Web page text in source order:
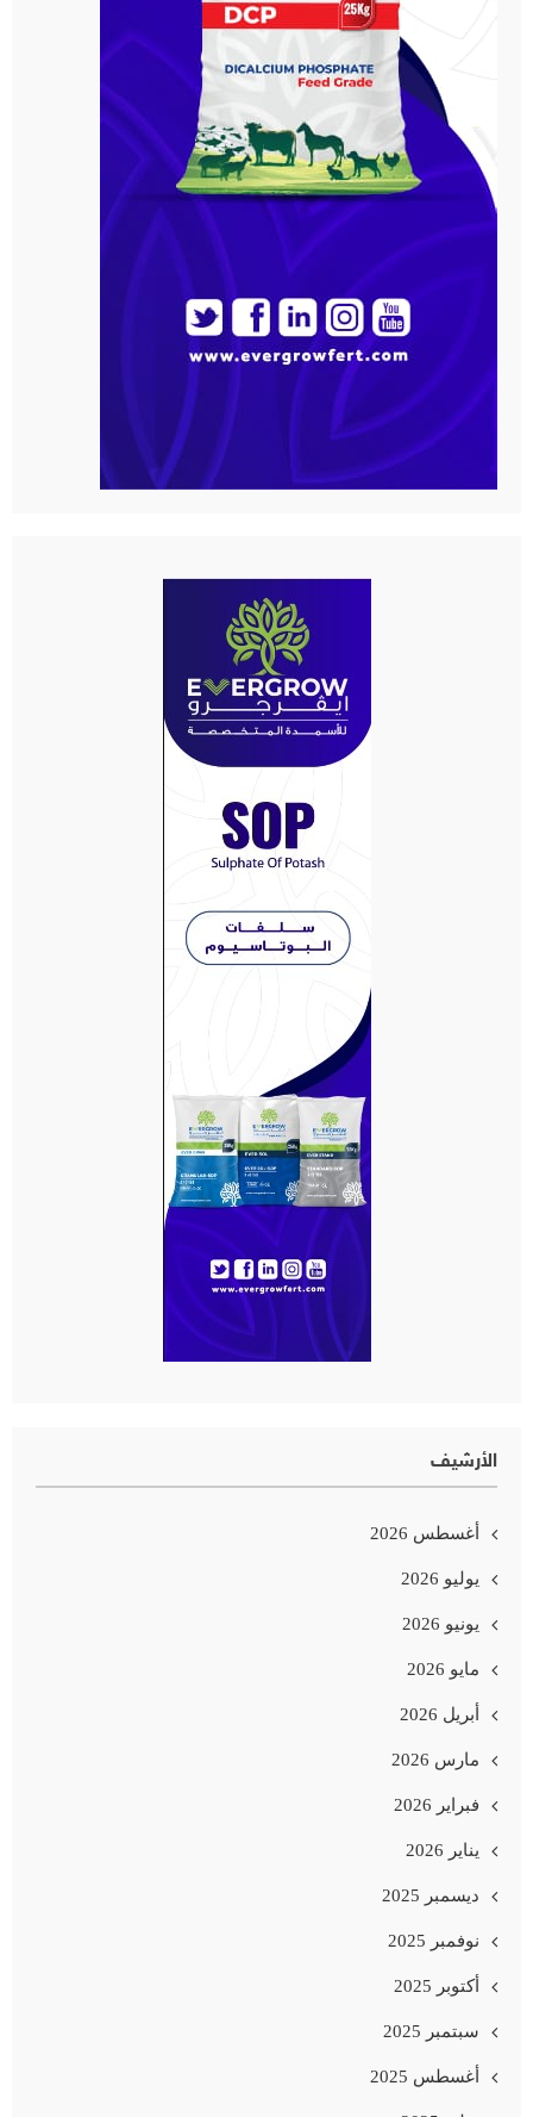
الأرشيف
أغسطس 2026
يوليو 2026
يونيو 2026
مايو 2026
أبريل 2026
مارس 2026
فبراير 2026
يناير 2026
ديسمبر 2025
نوفمبر 2025
أكتوبر 2025
سبتمبر 2025
أغسطس 2025